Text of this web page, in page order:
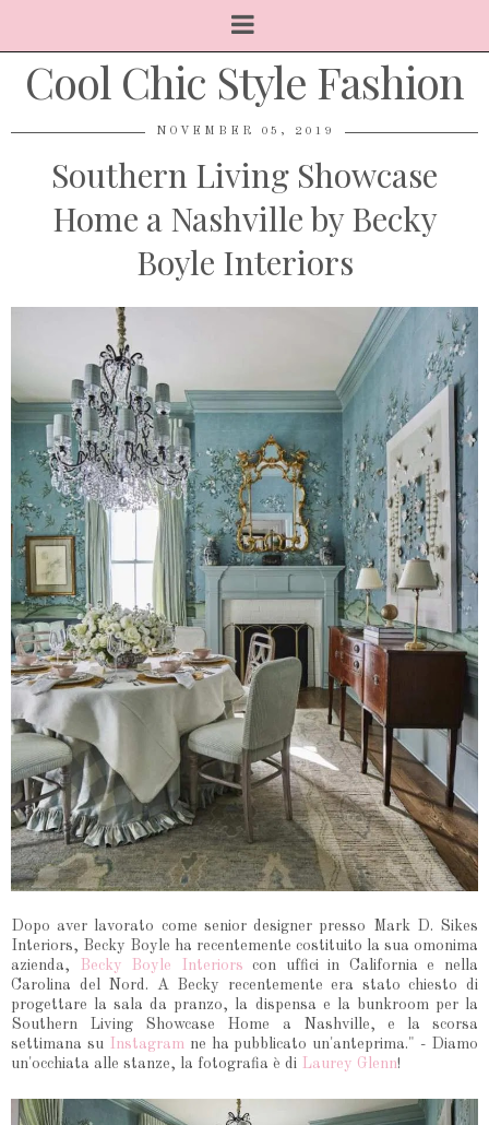
Cool Chic Style Fashion
NOVEMBER 05, 2019
Southern Living Showcase
Home a Nashville by Becky
Boyle Interiors
Dopo aver lavorato come senior designer presso Mark D. Sikes
Interiors, Becky Boyle ha recentemente costituito la sua omonima
azienda,
Becky Boyle Interiors con uffici in California e nella
Carolina del Nord. A Becky recentemente era stato chiesto di
progettare la sala da pranzo, la dispensa e la bunkroom per la
Southern Living Showcase Home a Nashville, e la scorsa
settimana su Instagramne ha pubblicato un'anteprima." - Diamo
un'occhiata alle stanze, la fotografia è di Laurey Glenn!